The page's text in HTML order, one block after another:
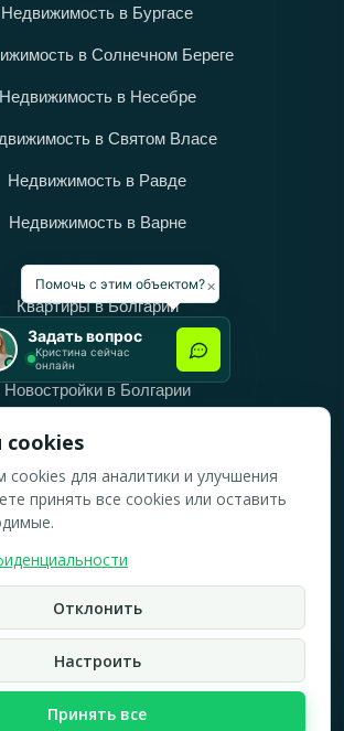
Недвижимость в Бургасе
в Солнечном Береге
Недвижимость в Несебре
в Святом Власе
Недвижимость в Равде
Недвижимость в Варне
Категории
Квартиры в Болгарии
Дома в Болгарии
Новостройки в Болгарии
жильё в Болгарии
Рабочее время
ПН-ПТ: 10:00 — 18:00
ВС: Выходной
права защищены.
×
Помочь с этим объектом?
Задать вопрос
Кристина сейчас
онлайн
Кристина Верейская
Брокер по недвижимости ☏
cookies
cookies для аналитики и улучшения
принять все cookies или оставить
Отклонить
Настроить
Принять все